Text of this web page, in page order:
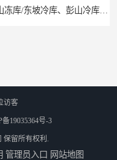
眉山冻库/东坡冷库、彭山冷库、仁寿冷库、丹棱冷库、青神冷库、洪雅冷库
访客
备19035364号-3
保留所有权利.
管理员入口 网站地图